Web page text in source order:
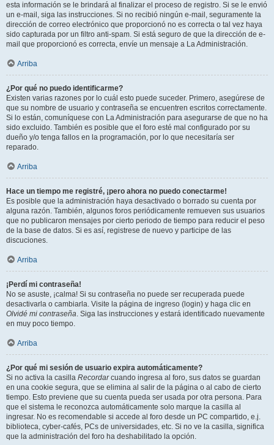
esta información se le brindará al finalizar el proceso de registro. Si se le envió
un e-mail, siga las instrucciones. Si no recibió ningún e-mail, seguramente la
dirección de correo electrónico que proporcionó no es correcta o tal vez haya
sido capturada por un filtro anti-spam. Si está seguro de que la dirección de e-
mail que proporcionó es correcta, envíe un mensaje a La Administración.
Arriba
¿Por qué no puedo identificarme?
Existen varias razones por lo cuál esto puede suceder. Primero, asegúrese de
que su nombre de usuario y contraseña se encuentren escritos correctamente.
Si lo están, comuníquese con La Administración para asegurarse de que no ha
sido excluido. También es posible que el foro esté mal configurado por su
dueño y/o tenga fallos en la programación, por lo que necesitaría ser
reparado.
Arriba
Hace un tiempo me registré, ¡pero ahora no puedo conectarme!
Es posible que la administración haya desactivado o borrado su cuenta por
alguna razón. También, algunos foros periódicamente remueven sus usuarios
que no publicaron mensajes por cierto periodo de tiempo para reducir el peso
de la base de datos. Si es así, registrese de nuevo y participe de las
discuciones.
Arriba
¡Perdí mi contraseña!
No se asuste, ¡calma! Si su contraseña no puede ser recuperada puede
desactivarla o cambiarla. Visite la página de ingreso (login) y haga clic en
Olvidé mi contraseña. Siga las instrucciones y estará identificado nuevamente
en muy poco tiempo.
Arriba
¿Por qué mi sesión de usuario expira automáticamente?
Si no activa la casilla Recordarcuando ingresa al foro, sus datos se guardan
en una cookie segura, que se elimina al salir de la página o al cabo de cierto
tiempo. Esto previene que su cuenta pueda ser usada por otra persona. Para
que el sistema le reconozca automáticamente solo marque la casilla al
ingresar. No es recomendable si accede al foro desde un PC compartido, e.j.
biblioteca, cyber-cafés, PCs de universidades, etc. Si no ve la casilla, significa
que la administración del foro ha deshabilitado la opción.